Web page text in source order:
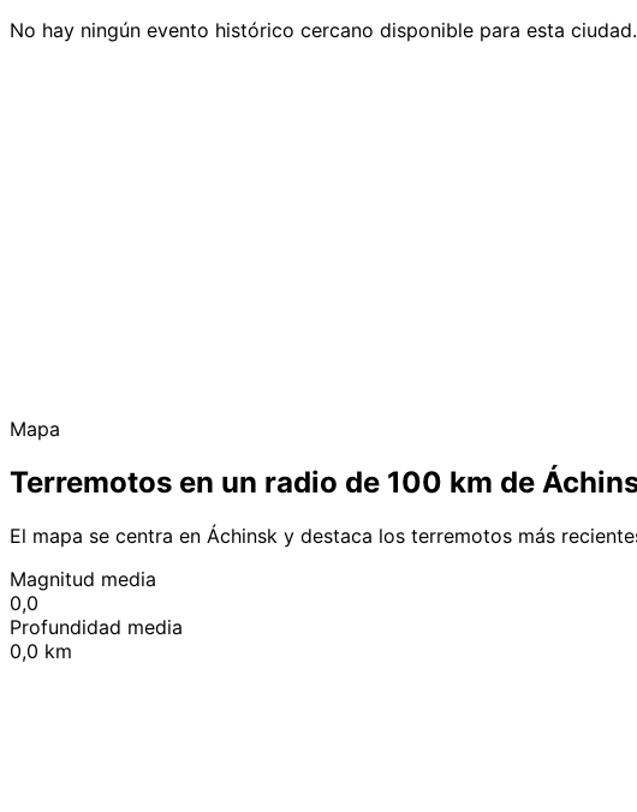
No hay ningún evento histórico cercano disponible para esta ciudad.
Mapa
Terremotos en un radio de 100 km de
El mapa se centra en Áchinsk y destaca los terremotos más
Magnitud media
0,0
Profundidad media
0,0 km